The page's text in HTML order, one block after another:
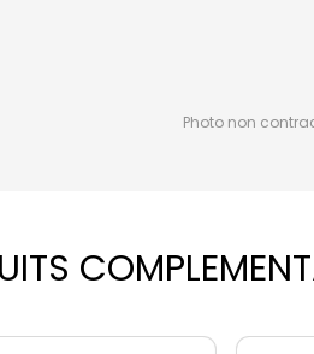
Photo non